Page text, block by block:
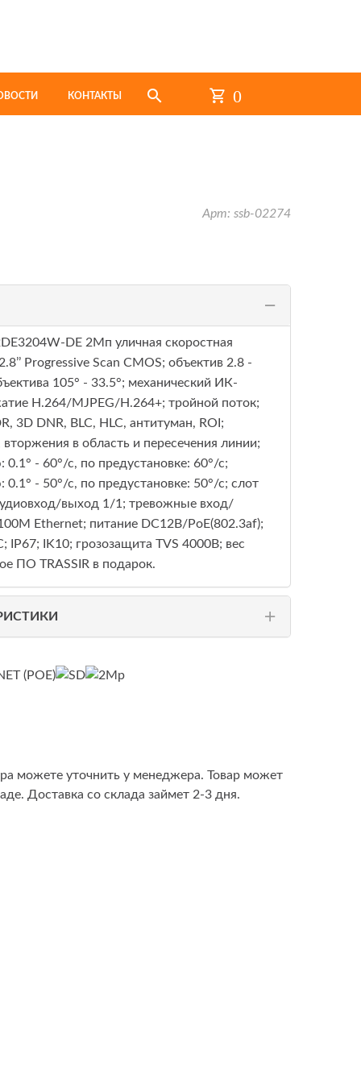
КОНТАКТЫ 0
Арт: ssb-02274
DE 2Мп уличная скоростная
Progressive Scan CMOS; объектив 2.8 -
105° - 33.5°; механический ИК-
H.264/MJPEG/H.264+; тройной поток;
3D DNR, BLC, HLC, антитуман, ROI;
в область и пересечения линии;
- 60°/с, по предустановке: 60°/с;
0.1° - 50°/с, по предустановке: 50°/с; слот
выход 1/1; тревожные вход/
Ethernet; питание DC12В/PoE(802.3af);
IP67; IK10; грозозащита TVS 4000B; вес
ПО TRASSIR в подарок.
можете уточнить у менеджера. Товар может
Доставка со склада займет 2-3 дня.